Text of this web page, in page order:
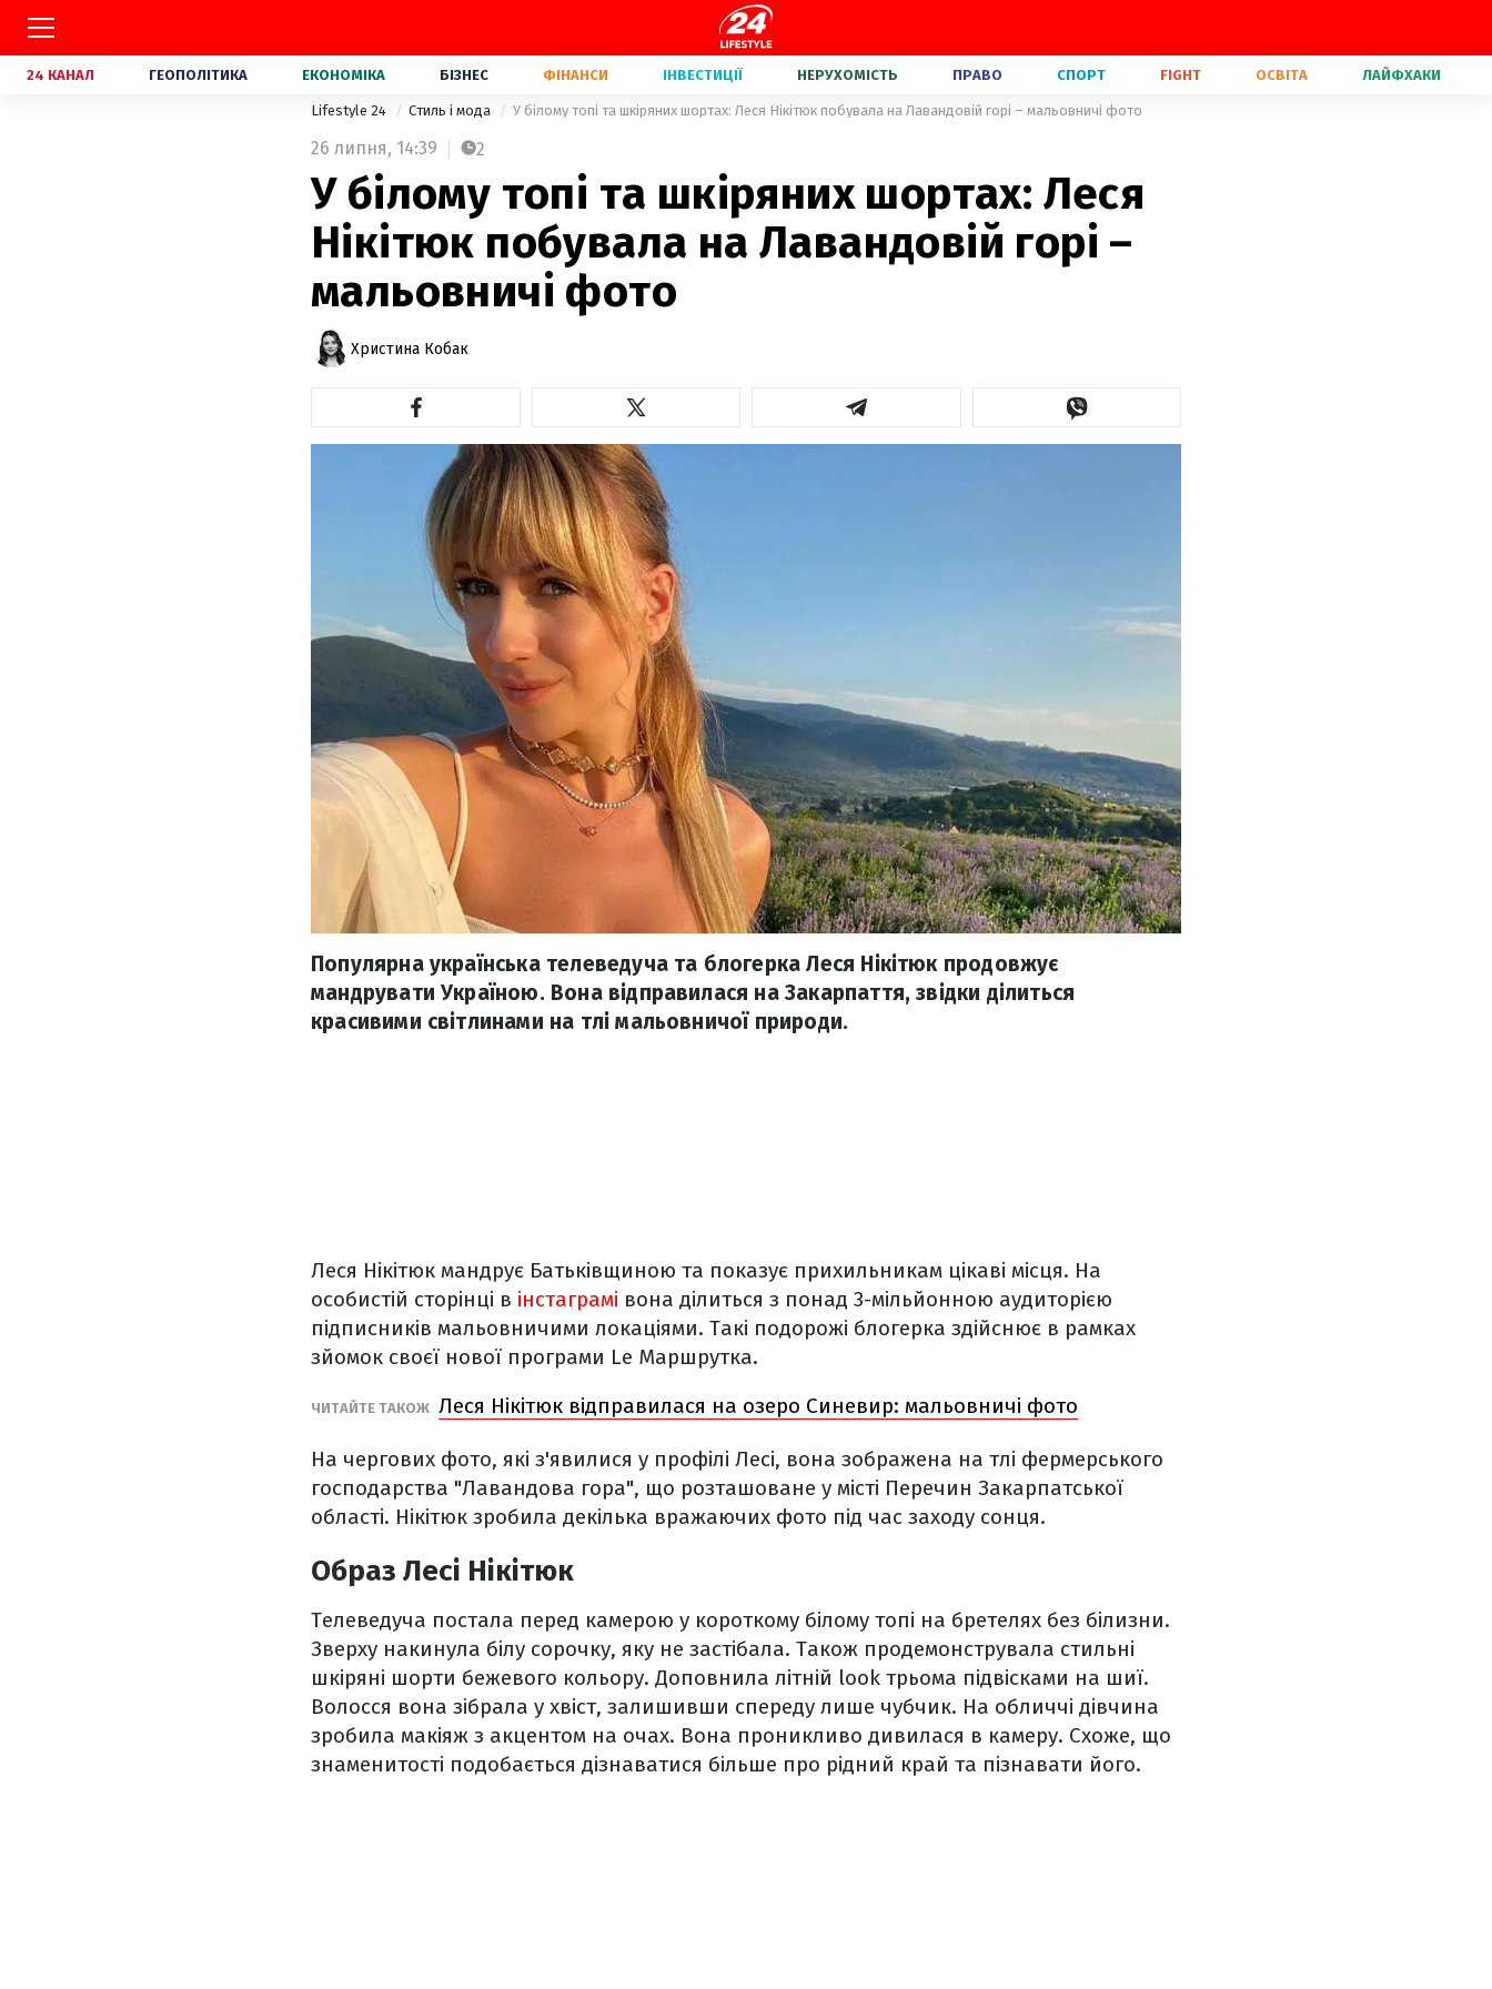
24 КАНАЛ ГЕОПОЛІТИКА ЕКОНОМІКА БІЗНЕС ФІНАНСИ ІНВЕСТИЦІЇ НЕРУХОМІСТЬ ПРАВО СПОРТ FIGHT ОСВІТА ЛАЙФХАКИ
Lifestyle 24 Стиль і мода У білому топі та шкіряних шортах: Леся Нікітюк побувала на Лавандовій горі – мальовничі фото
26 липня, 14:39 2
У білому топі та шкіряних шортах: Леся
Нікітюк побувала на Лавандовій горі –
мальовничі фото
Христина Кобак
Популярна українська телеведуча та блогерка Леся Нікітюк продовжує
мандрувати Україною. Вона відправилася на Закарпаття, звідки ділиться
красивими світлинами на тлі мальовничої природи.
Леся Нікітюк мандрує Батьківщиною та показує прихильникам цікаві місця. На
особистій сторінці в інстаграмі вона ділиться з понад 3-мільйонною аудиторією
підписників мальовничими локаціями. Такі подорожі блогерка здійснює в рамках
зйомок своєї нової програми Le Маршрутка.
ЧИТАЙТЕ ТАКОЖ Леся Нікітюк відправилася на озеро Синевир: мальовничі фото
На чергових фото, які з'явилися у профілі Лесі, вона зображена на тлі фермерського
господарства "Лавандова гора", що розташоване у місті Перечин Закарпатської
області. Нікітюк зробила декілька вражаючих фото під час заходу сонця.
Образ Лесі Нікітюк
Телеведуча постала перед камерою у короткому білому топі на бретелях без білизни.
Зверху накинула білу сорочку, яку не застібала. Також продемонструвала стильні
шкіряні шорти бежевого кольору. Доповнила літній look трьома підвісками на шиї.
Волосся вона зібрала у хвіст, залишивши спереду лише чубчик. На обличчі дівчина
зробила макіяж з акцентом на очах. Вона проникливо дивилася в камеру. Схоже, що
знаменитості подобається дізнаватися більше про рідний край та пізнавати його.